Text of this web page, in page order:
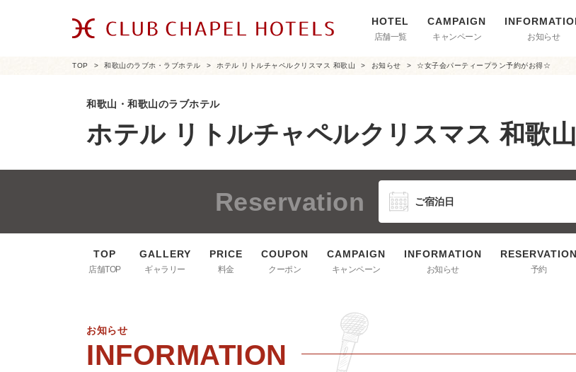
店舗一覧 キャンペーン お知らせ
TOP 和歌山のラブホ・ラブホテル ホテル リトルチャペルクリスマス 和歌山 お知らせ ☆女子会パーティープラン予約がお得☆
和歌山・和歌山のラブホテル
ホテル リトルチャペルクリスマス 和歌山
Reservation
店舗TOP ギャラリー 料金 クーポン キャンペーン お知らせ 予約
お知らせ